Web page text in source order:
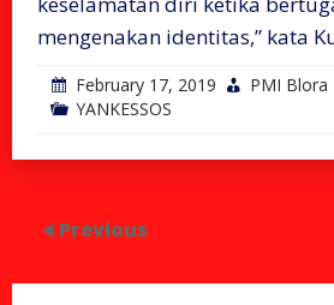
mengenakan identitas,” kata
February 17, 2019
PMI Blora
YANKESSOS
Previous